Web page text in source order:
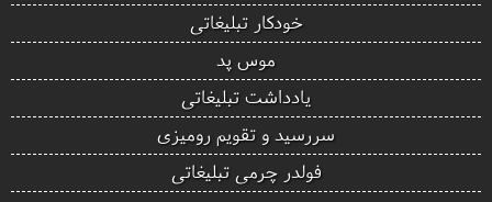
خودکار تبلیغاتی
موس پد
یادداشت تبلیغاتی
سررسید و تقویم رومیزی
فولدر چرمی تبلیغاتی